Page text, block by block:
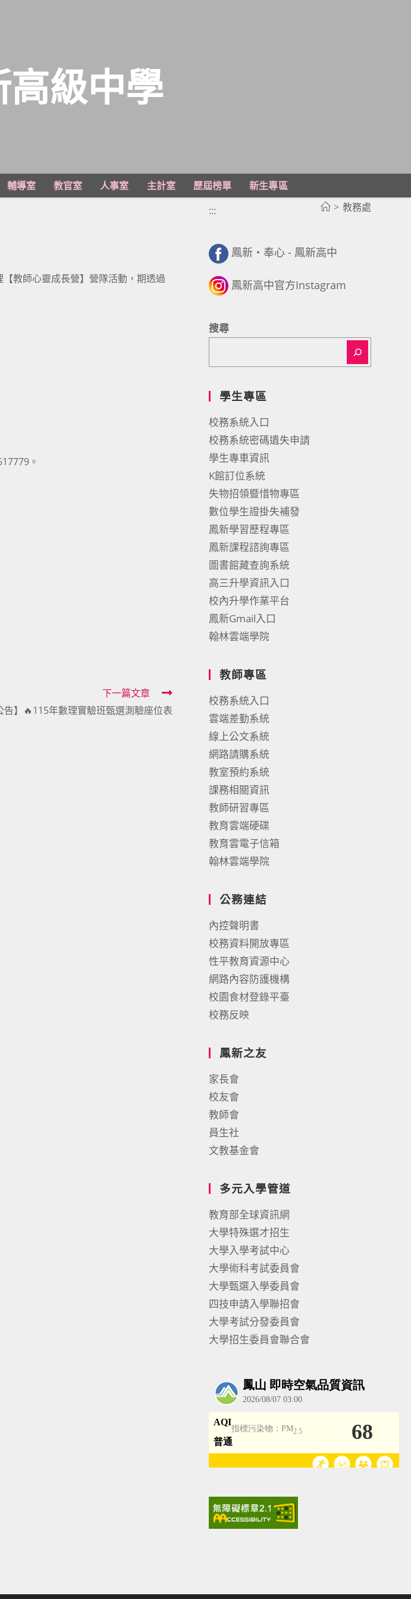
級中學
輔導室 教官室 人事室 主計室 歷屆榜單
新生專區
> 教務處
教師心靈成長營】營隊活動，期透過
。
下一篇文章
告】🔥115年數理實驗班甄選測驗座位表
:::
鳳新・奉心 - 鳳新高中
鳳新高中官方Instagram
搜尋
學生專區
校務系統入口
校務系統密碼遺失申請
學生專車資訊
K館訂位系統
失物招領暨惜物專區
數位學生證掛失補發
鳳新學習歷程專區
鳳新課程諮詢專區
圖書館藏查詢系統
高三升學資訊入口
校內升學作業平台
鳳新Gmail入口
翰林雲端學院
教師專區
校務系統入口
雲端差勤系統
線上公文系統
網路請購系統
教室預約系統
課務相關資訊
教師研習專區
教育雲端硬碟
教育雲電子信箱
翰林雲端學院
公務連結
內控聲明書
校務資料開放專區
性平教育資源中心
網路內容防護機構
校園食材登錄平臺
校務反映
鳳新之友
家長會
校友會
教師會
員生社
文教基金會
多元入學管道
教育部全球資訊網
大學特殊選才招生
大學入學考試中心
大學術科考試委員會
大學甄選入學委員會
四技申請入學聯招會
大學考試分發委員會
大學招生委員會聯合會